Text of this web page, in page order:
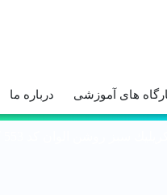
های آموزشی درباره ما